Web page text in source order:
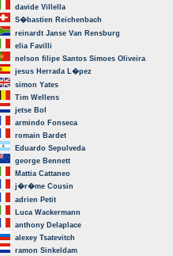
davide Villella
S�bastien Reichenbach
reinardt Janse Van Rensburg
elia Favilli
nelson filipe Santos Simoes Oliveira
jesus Herrada L�pez
simon Yates
Tim Wellens
jetse Bol
armindo Fonseca
romain Bardet
Eduardo Sepulveda
george Bennett
Mattia Cattaneo
j�r�me Cousin
adrien Petit
Luca Wackermann
anthony Delaplace
alexey Tsatevitch
ramon Sinkeldam